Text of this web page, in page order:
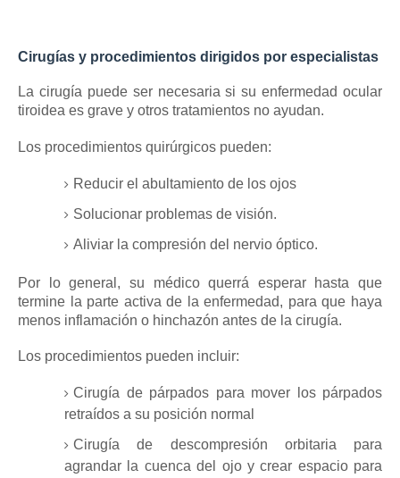
Cirugías y procedimientos dirigidos por especialistas
La cirugía puede ser necesaria si su enfermedad ocular
tiroidea es grave y otros tratamientos no ayudan.
Los procedimientos quirúrgicos pueden:
Reducir el abultamiento de los ojos
Solucionar problemas de visión.
Aliviar la compresión del nervio óptico.
Por lo general, su médico querrá esperar hasta que
termine la parte activa de la enfermedad, para que haya
menos inflamación o hinchazón antes de la cirugía.
Los procedimientos pueden incluir:
Cirugía de párpados para mover los párpados
retraídos a su posición normal
Cirugía de descompresión orbitaria para
agrandar la cuenca del ojo y crear espacio para